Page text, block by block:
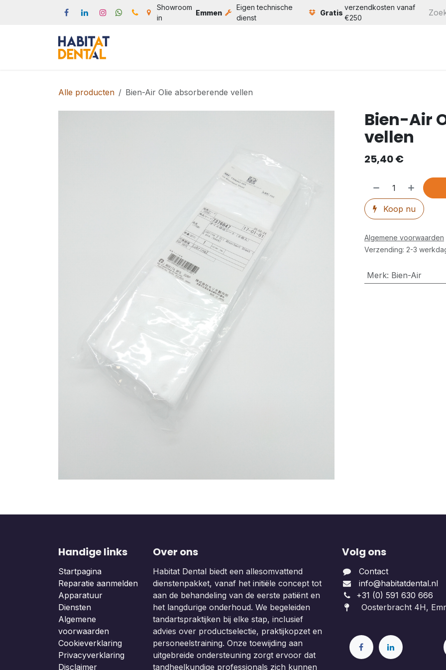
Showroom
in
Emmen
Eigen technische
dienst
Gratis
verzendkosten vanaf
€250
Alle producten Bien-Air Olie absorberende vellen
Bien-Air
vellen
25,40€
Koop nu
Algemene voorwaarden
Verzending: 2-3
Merk: Bien-Air
Handige links
Startpagina
Reparatie aanmelden
Apparatuur
Diensten
Algemene
voorwaarden
Cookieverklaring
Privacyverklaring
Disclaimer
Over ons
Habitat Dental biedt een allesomvattend
dienstenpakket, vanaf het initiële concept tot
aan de behandeling van de eerste patiënt en
het langdurige onderhoud. We begeleiden
tandartspraktijken bij elke stap, inclusief
advies over productselectie, praktijkopzet en
personeelstraining. Onze toewijding aan
uitgebreide ondersteuning zorgt ervoor dat
tandheelkundige professionals zich kunnen
Volg ons
Contact
info@habitatdental.nl
+31 (0) 591 630 666
Oosterbracht 4H,